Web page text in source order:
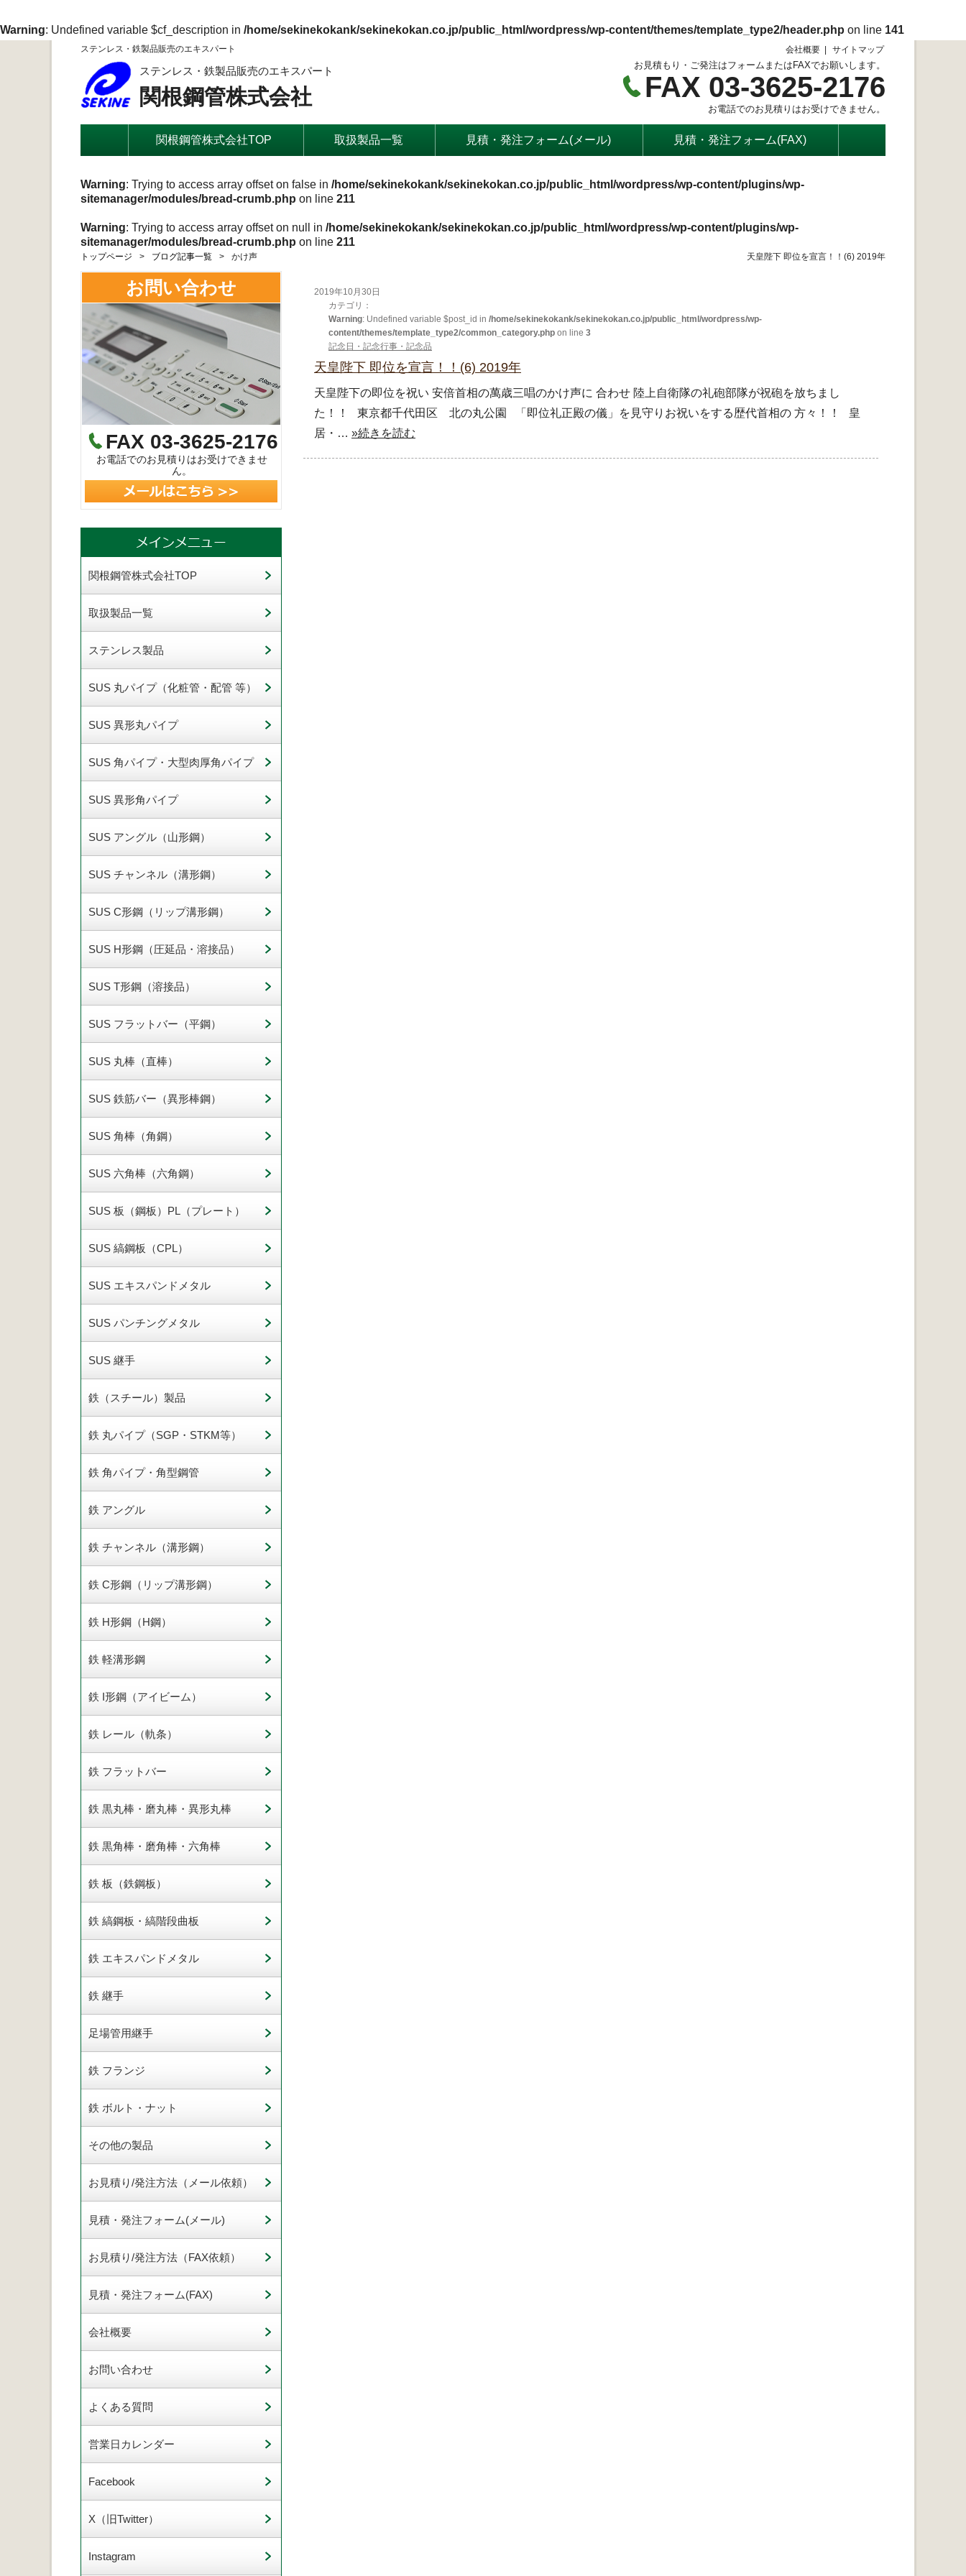
Warning: Undefined variable $cf_description in /home/sekinekokank/sekinekokan.co.jp/public_html/wordpress/wp-content/themes/template_type2/header.php on line 141
ステンレス・鉄製品販売のエキスパート 会社概要 サイトマップ
ステンレス・鉄製品販売のエキスパート
関根鋼管株式会社
お見積もり・ご発注はフォームまたはFAXでお願いします。
FAX 03-3625-2176
お電話でのお見積りはお受けできません。
関根鋼管株式会社TOP 取扱製品一覧 見積・発注フォーム(メール) 見積・発注フォーム(FAX)
Warning: Trying to access array offset on false in /home/sekinekokank/sekinekokan.co.jp/public_html/wordpress/wp-content/plugins/wp-
sitemanager/modules/bread-crumb.php on line 211
Warning: Trying to access array offset on null in /home/sekinekokank/sekinekokan.co.jp/public_html/wordpress/wp-content/plugins/wp-
sitemanager/modules/bread-crumb.php on line 211
トップページ ブログ記事一覧 かけ声 天皇陛下 即位を宣言！！(6) 2019年
2019年10月30日
カテゴリ：
Warning: Undefined variable $post_id in /home/sekinekokank/sekinekokan.co.jp/public_html/wordpress/wp-
content/themes/template_type2/common_category.php on line 3
記念日・記念行事・記念品
天皇陛下 即位を宣言！！(6) 2019年
天皇陛下の即位を祝い 安倍首相の萬歳三唱のかけ声に 合わせ 陸上自衛隊の礼砲部隊が祝砲を放ちまし
た！！ 東京都千代田区 北の丸公園 「即位礼正殿の儀」を見守りお祝いをする歴代首相の 方々！！ 皇
居・… »続きを読む
お問い合わせ
FAX 03-3625-2176
お電話でのお見積りはお受けできませ
ん。
関根鋼管株式会社TOP
取扱製品一覧
ステンレス製品
SUS 丸パイプ（化粧管・配管 等）
SUS 異形丸パイプ
SUS 角パイプ・大型肉厚角パイプ
SUS 異形角パイプ
SUS アングル（山形鋼）
SUS チャンネル（溝形鋼）
SUS C形鋼（リップ溝形鋼）
SUS H形鋼（圧延品・溶接品）
SUS T形鋼（溶接品）
SUS フラットバー（平鋼）
SUS 丸棒（直棒）
SUS 鉄筋バー（異形棒鋼）
SUS 角棒（角鋼）
SUS 六角棒（六角鋼）
SUS 板（鋼板）PL（プレート）
SUS 縞鋼板（CPL）
SUS エキスパンドメタル
SUS パンチングメタル
SUS 継手
鉄（スチール）製品
鉄 丸パイプ（SGP・STKM等）
鉄 角パイプ・角型鋼管
鉄 アングル
鉄 チャンネル（溝形鋼）
鉄 C形鋼（リップ溝形鋼）
鉄 H形鋼（H鋼）
鉄 軽溝形鋼
鉄 I形鋼（アイビーム）
鉄 レール（軌条）
鉄 フラットバー
鉄 黒丸棒・磨丸棒・異形丸棒
鉄 黒角棒・磨角棒・六角棒
鉄 板（鉄鋼板）
鉄 縞鋼板・縞階段曲板
鉄 エキスパンドメタル
鉄 継手
足場管用継手
鉄 フランジ
鉄 ボルト・ナット
その他の製品
お見積り/発注方法（メール依頼）
見積・発注フォーム(メール)
お見積り/発注方法（FAX依頼）
見積・発注フォーム(FAX)
会社概要
お問い合わせ
よくある質問
営業日カレンダー
Facebook
X（旧Twitter）
Instagram